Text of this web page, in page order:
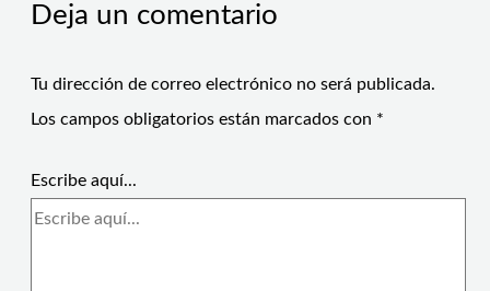
Deja un comentario
Tu dirección de correo electrónico no será publicada.
Los campos obligatorios están marcados con *
Escribe aquí...